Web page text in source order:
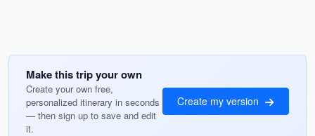
Make this trip your own
Create your own free,
personalized itinerary in seconds
— then sign up to save and edit
it.
Create my version